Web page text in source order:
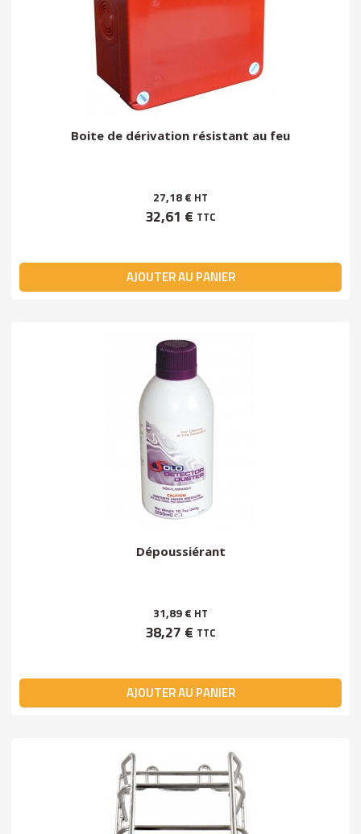
Boite de dérivation résistant au feu
27,18 € HT
32,61 € TTC
AJOUTER AU PANIER
Dépoussiérant
31,89 € HT
38,27 € TTC
AJOUTER AU PANIER